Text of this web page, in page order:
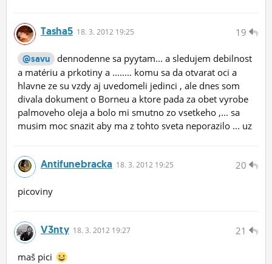
19
Tasha5 18. 3. 2012 19:25
@savu
dennodenne sa pyytam... a sledujem debilnost
a matériu a prkotiny a ........ komu sa da otvarat oci a
hlavne ze su vzdy aj uvedomeli jedinci , ale dnes som
divala dokument o Borneu a ktore pada za obet vyrobe
palmoveho oleja a bolo mi smutno zo vsetkeho ,... sa
musim moc snazit aby ma z tohto sveta neporazilo ... uz
20
Antifunebracka 18. 3. 2012 19:25
picoviny
21
V3nty 18. 3. 2012 19:27
maš pici